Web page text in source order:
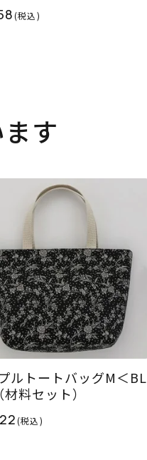
(税込)
す
ルトートバッグM＜BL
料セット）
(税込)